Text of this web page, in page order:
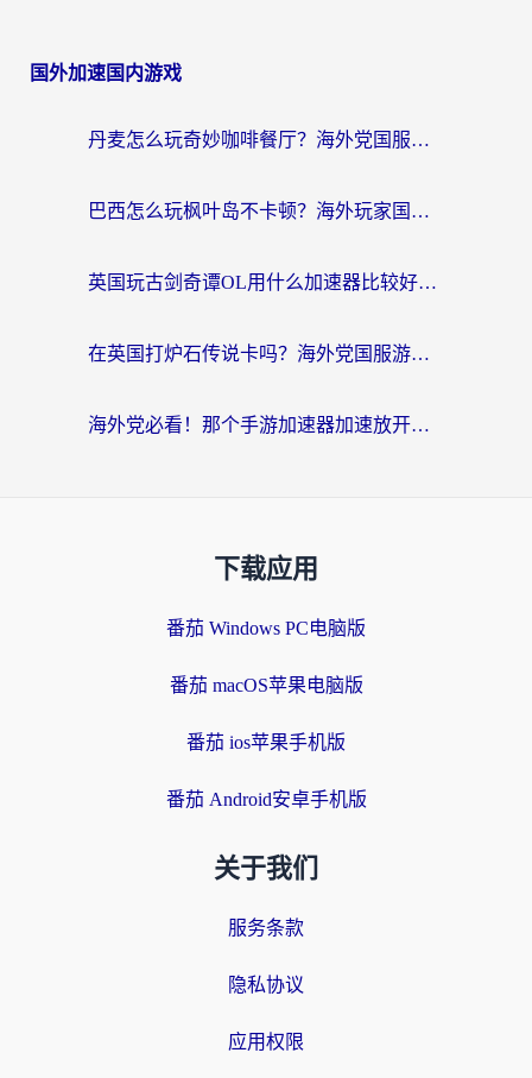
国外加速国内游戏
丹麦怎么玩奇妙咖啡餐厅？海外党国服游戏加速全攻略（附灌篮高手元气骑士实测）
巴西怎么玩枫叶岛不卡顿？海外玩家国服游戏加速器终极指南（含战双野兽领主提速秘籍）
英国玩古剑奇谭OL用什么加速器比较好？留学生亲测有效的国服游戏加速指南
在英国打炉石传说卡吗？海外党国服游戏不卡顿的终极指南
海外党必看！那个手游加速器加速放开那三国3最好？一篇解决国服游戏卡顿难题
下载应用
番茄 Windows PC电脑版
番茄 macOS苹果电脑版
番茄 ios苹果手机版
番茄 Android安卓手机版
关于我们
服务条款
隐私协议
应用权限